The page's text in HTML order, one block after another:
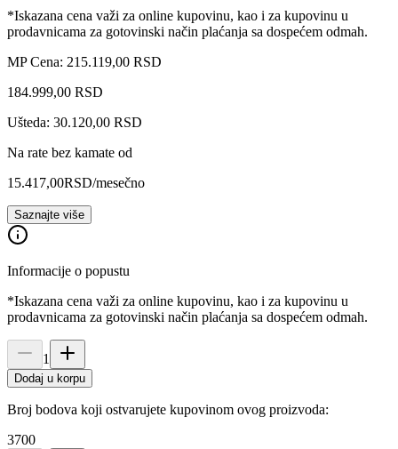
*Iskazana cena važi za online kupovinu, kao i za kupovinu u
prodavnicama za gotovinski način plaćanja sa dospećem odmah.
MP Cena: 215.119,00 RSD
184.999,00 RSD
Ušteda: 30.120,00 RSD
Na rate bez kamate od
15.417,00RSD/mesečno
Saznajte više
Informacije o popustu
*Iskazana cena važi za online kupovinu, kao i za kupovinu u
prodavnicama za gotovinski način plaćanja sa dospećem odmah.
1
Dodaj u korpu
Broj bodova koji ostvarujete kupovinom ovog proizvoda:
3700